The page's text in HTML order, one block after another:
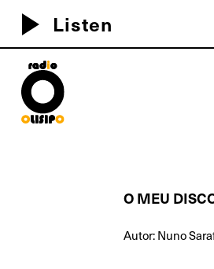
play_arrow Listen
O MEU
Autor: Nuno